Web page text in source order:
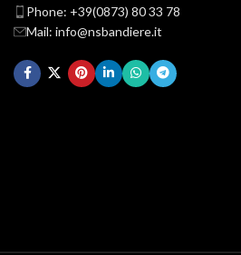
Phone: +39(0873) 80 33 78
Mail: info@nsbandiere.it